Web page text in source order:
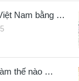
Nam bằng …
thế nào …